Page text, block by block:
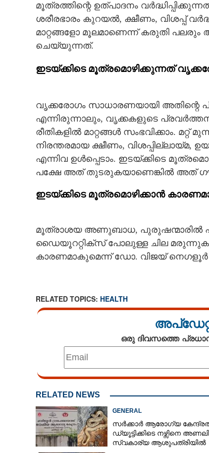
മൂത്രത്തിന്റെ ഉത്പാദനം
ശരീരഭാരം കുറയൽ, ക്ഷീണം, വിശപ്പ്
മാറ്റങ്ങളോ മൂലമാണെന്ന് കരുതി
ചെയ്യുന്നത്.
ഇടയ്ക്കിടെ മൂത്രമൊഴിക്കുന്നത്
വൃക്കരോഗം സാധാരണയായി അതിന്റെ
എന്നിരുന്നാലും, വൃക്കകളുടെ
രീതികളിൽ മാറ്റങ്ങൾ സംഭവിക്കാം.
നിരന്തരമായ ക്ഷീണം,
എന്നിവ ഉൾപ്പെടാം. ഇടയ്ക്കിടെ
പക്ഷേ അത് തുടരുകയാണെങ്കിൽ അത്
ഇടയ്ക്കിടെ മൂത്രമൊഴിക്കാൻ
മൂത്രാശയ അണുബാധ, പുരുഷന്മാരിൽ
ഡൈയൂററ്റിക്സ് പോലുള്ള ചില
കാരണമാകുമെന്ന് ഡോ. വിജയ്
RELATED TOPICS: HEALTH
ഒരു ദിവസത്തെ
RELATED NEWS
GENERAL
സർക്കാർ ആരോഗ്യ
ഡ്യൂട്ടിക്കിടെ നഴ്സിനെ അണലി
സ്വകാര്യ ആശുപത്രിയിൽ